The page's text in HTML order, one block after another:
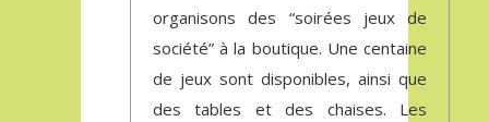
organisons des “soirées jeux de
société” à la boutique. Une centaine
de jeux sont disponibles, ainsi que
des tables et des chaises. Les